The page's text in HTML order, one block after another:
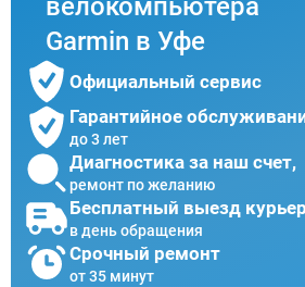
велокомпьютера
Garmin в Уфе
Официальный сервис
Гарантийное
до 3 лет
Диагностика за наш счет,
ремонт по желанию
Бесплатный выезд
в день обращения
Срочный ремонт
от 35 минут